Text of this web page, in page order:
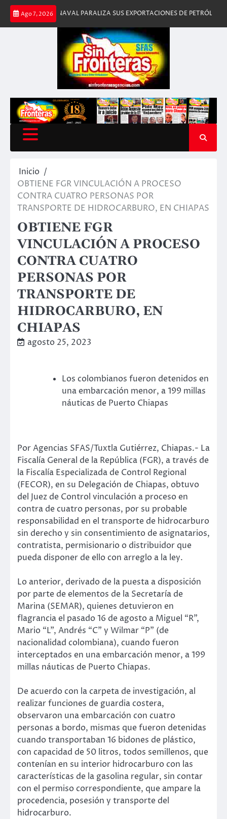
Saltar
contenido
Ago 7, 2026
NAVAL PARALIZA SUS EXPORTACIONES DE PETRÓLEO ¡LO
Inicio
OBTIENE FGR VINCULACIÓN A PROCESO
CONTRA CUATRO PERSONAS POR
TRANSPORTE DE HIDROCARBURO, EN CHIAPAS
OBTIENE FGR
VINCULACIÓN A PROCESO
CONTRA CUATRO
PERSONAS POR
TRANSPORTE DE
HIDROCARBURO, EN
CHIAPAS
agosto 25, 2023
Los colombianos fueron detenidos en
una embarcación menor, a 199 millas
náuticas de Puerto Chiapas
Por Agencias SFAS/Tuxtla Gutiérrez, Chiapas.- La
Fiscalía General de la República (FGR), a través de
la Fiscalía Especializada de Control Regional
(FECOR), en su Delegación de Chiapas, obtuvo
del Juez de Control vinculación a proceso en
contra de cuatro personas, por su probable
responsabilidad en el transporte de hidrocarburo
sin derecho y sin consentimiento de asignatarios,
contratista, permisionario o distribuidor que
pueda disponer de ello con arreglo a la ley.
Lo anterior, derivado de la puesta a disposición
por parte de elementos de la Secretaría de
Marina (SEMAR), quienes detuvieron en
flagrancia el pasado 16 de agosto a Miguel “R”,
Mario “L”, Andrés “C” y Wilmar “P” (de
nacionalidad colombiana), cuando fueron
interceptados en una embarcación menor, a 199
millas náuticas de Puerto Chiapas.
De acuerdo con la carpeta de investigación, al
realizar funciones de guardia costera,
observaron una embarcación con cuatro
personas a bordo, mismas que fueron detenidas
cuando transportaban 16 bidones de plástico,
con capacidad de 50 litros, todos semillenos, que
contenían en su interior hidrocarburo con las
características de la gasolina regular, sin contar
con el permiso correspondiente, que ampare la
procedencia, posesión y transporte del
hidrocarburo.